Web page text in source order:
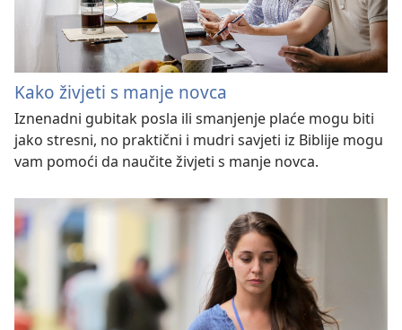
Kako živjeti s manje novca
Iznenadni gubitak posla ili smanjenje plaće mogu biti
jako stresni, no praktični i mudri savjeti iz Biblije mogu
vam pomoći da naučite živjeti s manje novca.